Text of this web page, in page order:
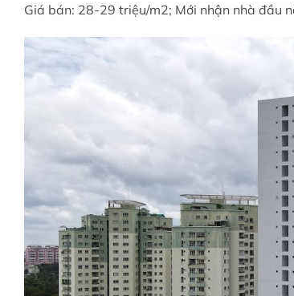
Giá bán: 28-29 triệu/m2; Mới nhận nhà đầu